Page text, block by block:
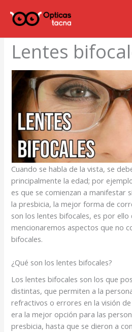
contenido
Lentes
Cuando se habla de la vista, se
principalmente la edad; por
es que se comienzan a manifestar
la presbicia, la mejor forma de
son los lentes bifocales, es por
mencionaremos aspectos que no
bifocales.
¿Qué son los lentes bifocales?
Los lentes bifocales son los que
distintas, que permiten a la
refractivos o errores en la visión
era la mejor opción para las
presbicia, hasta que se dieron a